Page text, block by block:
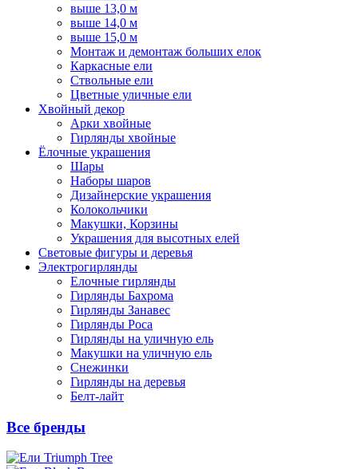
выше 13,0 м
выше 14,0 м
выше 15,0 м
Монтаж и демонтаж больших елок
Каркасные ели
Ствольные ели
Цветные уличные ели
Хвойный декор
Арки хвойные
Гирлянды хвойные
Ёлочные украшения
Шары
Наборы шаров
Дизайнерские украшения
Колокольчики
Макушки, Корзины
Украшения для высотных елей
Световые фигуры и деревья
Электрогирлянды
Елочные гирлянды
Гирлянды Бахрома
Гирлянды Занавес
Гирлянды Роса
Гирлянды на уличную ель
Макушки на уличную ель
Снежинки
Гирлянды на деревья
Белт-лайт
Все бренды